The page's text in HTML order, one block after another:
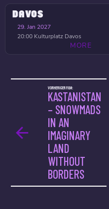
DAVOS
29. Jan 2027
20:00 Kulturplatz Davos
MORE
VORHERIGER FILM:
KASTANISTAN
– SNOWMADS
IN AN
IMAGINARY
LAND
WITHOUT
BORDERS